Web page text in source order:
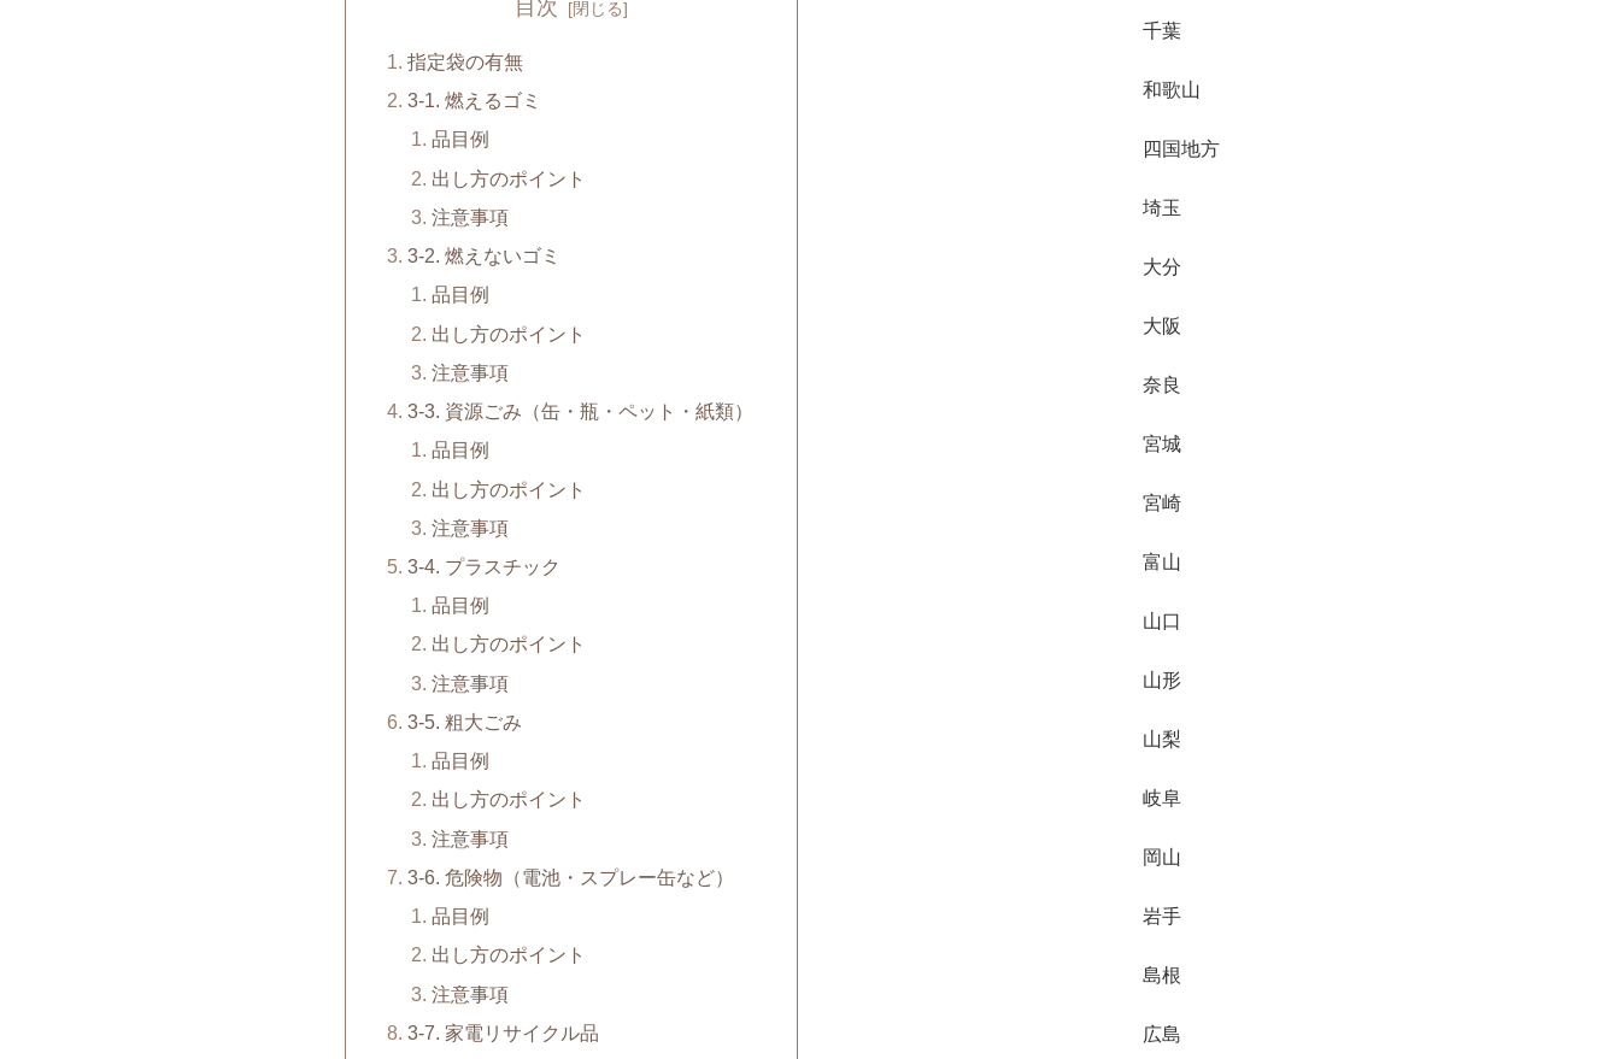
目次
指定袋の有無
3-1. 燃えるゴミ
品目例
出し方のポイント
注意事項
3-2. 燃えないゴミ
品目例
出し方のポイント
注意事項
3-3. 資源ごみ（缶・瓶・ペット・紙類）
品目例
出し方のポイント
注意事項
3-4. プラスチック
品目例
出し方のポイント
注意事項
3-5. 粗大ごみ
品目例
出し方のポイント
注意事項
3-6. 危険物（電池・スプレー缶など）
品目例
出し方のポイント
注意事項
3-7. 家電リサイクル品
千葉
和歌山
四国地方
埼玉
大分
大阪
奈良
宮城
宮崎
富山
山口
山形
山梨
岐阜
岡山
岩手
島根
広島